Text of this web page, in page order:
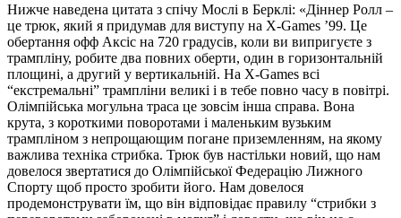
Нижче наведена цитата з спічу Мослі в Берклі: «Діннер Ролл –
це трюк, який я придумав для виступу на X-Games ’99. Це
обертання офф Аксіс на 720 градусів, коли ви випригуєте з
трампліну, робите два повних оберти, один в горизонтальній
площині, а другий у вертикальній. На X-Games всі
“екстремальні” трампліни великі і в тебе повно часу в повітрі.
Олімпійська могульна траса це зовсім інша справа. Вона
крута, з короткими поворотами і маленьким вузьким
трампліном з непрощающим погане приземленням, на якому
важлива техніка стрибка. Трюк був настільки новий, що нам
довелося звертатися до Олімпійської Федерацію Лижного
Спорту щоб просто зробити його. Нам довелося
продемонструвати їм, що він відповідає правилу “стрибки з